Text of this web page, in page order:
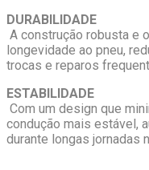
DURABILIDADE
A construção robusta e
longevidade ao pneu,
trocas e reparos
ESTABILIDADE
Com um design que
condução mais estável,
durante longas jornadas